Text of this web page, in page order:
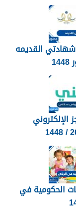
القديمه
الإلكتروني
سكني 2026 / 1448
الحكومية في